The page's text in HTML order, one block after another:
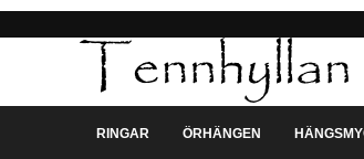
RINGAR ÖRHÄNGEN